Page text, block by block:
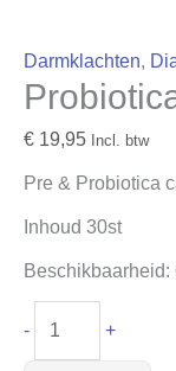
Darmklachten,
€ 19,95 Incl. btw
Pre & Probiotica
Inhoud 30st
Beschikbaarheid:
- +